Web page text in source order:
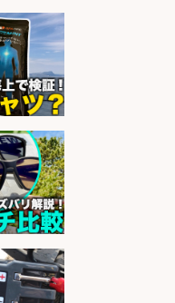
ックス
不
す
な専
ボックス
周
スタ
通